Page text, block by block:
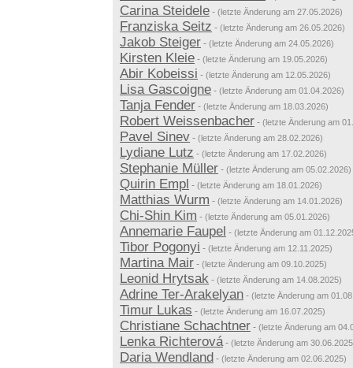
Carina Steidele - (letzte Änderung am 27.05.2026)
Franziska Seitz - (letzte Änderung am 26.05.2026)
Jakob Steiger - (letzte Änderung am 24.05.2026)
Kirsten Kleie - (letzte Änderung am 19.05.2026)
Abir Kobeissi - (letzte Änderung am 12.05.2026)
Lisa Gascoigne - (letzte Änderung am 01.04.2026)
Tanja Fender - (letzte Änderung am 18.03.2026)
Robert Weissenbacher - (letzte Änderung am
Pavel Sinev - (letzte Änderung am 28.02.2026)
Lydiane Lutz - (letzte Änderung am 17.02.2026)
Stephanie Müller - (letzte Änderung am 05.02.2026)
Quirin Empl - (letzte Änderung am 18.01.2026)
Matthias Wurm - (letzte Änderung am 14.01.2026)
Chi-Shin Kim - (letzte Änderung am 05.01.2026)
Annemarie Faupel - (letzte Änderung am
Tibor Pogonyi - (letzte Änderung am 12.11.2025)
Martina Mair - (letzte Änderung am 09.10.2025)
Leonid Hrytsak - (letzte Änderung am 14.08.2025)
Adrine Ter-Arakelyan - (letzte Änderung am
Timur Lukas - (letzte Änderung am 16.07.2025)
Christiane Schachtner - (letzte Änderung am
Lenka Richterová- (letzte Änderung am
Daria Wendland - (letzte Änderung am 02.06.2025)